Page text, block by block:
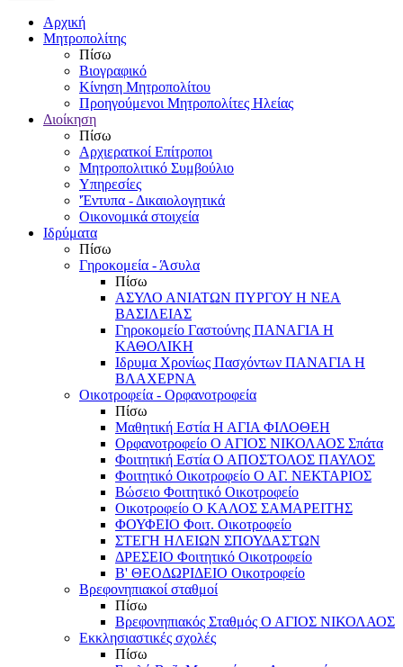
Αρχική
Μητροπολίτης
Πίσω
Βιογραφικό
Κίνηση Μητροπολίτου
Προηγούμενοι Μητροπολίτες Ηλείας
Διοίκηση
Πίσω
Αρχιερατκοί Επίτροποι
Μητροπολιτικό Συμβούλιο
Υπηρεσίες
'Έντυπα - Δικαιολογητικά
Οικονομικά στοιχεία
Ιδρύματα
Πίσω
Γηροκομεία - Άσυλα
Πίσω
ΑΣΥΛΟ ΑΝΙΑΤΩΝ ΠΥΡΓΟΥ Η ΝΕΑ
ΒΑΣΙΛΕΙΑΣ
Γηροκομείο Γαστούνης ΠΑΝΑΓΙΑ Η
ΚΑΘΟΛΙΚΗ
Ιδρυμα Χρονίως Πασχόντων ΠΑΝΑΓΙΑ Η
ΒΛΑΧΕΡΝΑ
Οικοτροφεία - Ορφανοτροφεία
Πίσω
Μαθητική Εστία Η ΑΓΙΑ ΦΙΛΟΘΕΗ
Ορφανοτροφείο Ο ΑΓΙΟΣ ΝΙΚΟΛΑΟΣ Σπάτα
Φοιτητική Εστία Ο ΑΠΟΣΤΟΛΟΣ ΠΑΥΛΟΣ
Φοιτητικό Οικοτροφείο Ο ΑΓ. ΝΕΚΤΑΡΙΟΣ
Βώσειο Φοιτητικό Οικοτροφείο
Οικοτροφείο Ο ΚΑΛΟΣ ΣΑΜΑΡΕΙΤΗΣ
ΦΟΥΦΕΙΟ Φοιτ. Οικοτροφείο
ΣΤΕΓΗ ΗΛΕΙΩΝ ΣΠΟΥΔΑΣΤΩΝ
ΔΡΕΣΕΙΟ Φοιτητικό Οικοτροφείο
Β' ΘΕΟΔΩΡΙΔΕΙΟ Οικοτροφείο
Βρεφονηπιακοί σταθμοί
Πίσω
Βρεφονηπιακός Σταθμός Ο ΑΓΙΟΣ ΝΙΚΟΛΑΟΣ
Εκκλησιαστικές σχολές
Πίσω